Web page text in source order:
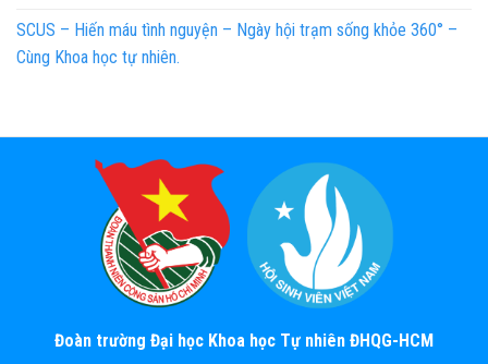
SCUS – Hiến máu tình nguyện – Ngày hội trạm sống khỏe 360° –
Cùng Khoa học tự nhiên.
Đoàn trường Đại học Khoa học Tự nhiên ĐHQG-HCM